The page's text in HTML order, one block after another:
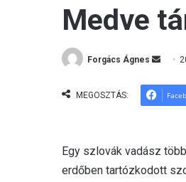
Medve
Forgács Ágnes
n
MEGOSZTÁS:
Egy szlovák vadász
erdőben tartózkodott